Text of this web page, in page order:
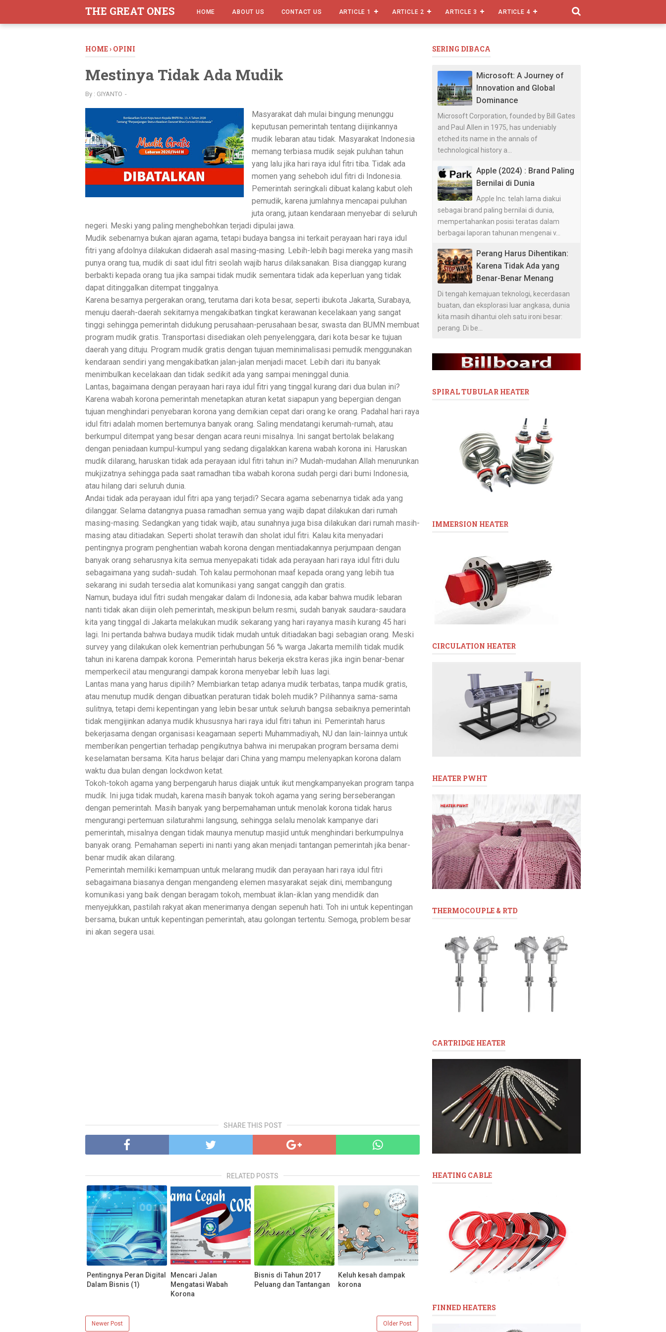
THE GREAT ONES HOME ABOUT US CONTACT US ARTICLE 1 ARTICLE 2 ARTICLE 3 ARTICLE 4
HOME› OPINI
Mestinya Tidak Ada Mudik
By : GIYANTO
Masyarakat dah mulai bingung menunggu
keputusan pemerintah tentang diijinkannya
mudik lebaran atau tidak. Masyarakat Indonesia
memang terbiasa mudik sejak puluhan tahun
yang lalu jika hari raya idul fitri tiba. Tidak ada
momen yang seheboh idul fitri di Indonesia.
Pemerintah seringkali dibuat kalang kabut oleh
pemudik, karena jumlahnya mencapai puluhan
juta orang, jutaan kendaraan menyebar di seluruh
negeri. Meski yang paling menghebohkan terjadi dipulai jawa.
Mudik sebenarnya bukan ajaran agama, tetapi budaya bangsa ini terkait perayaan hari raya idul
fitri yang afdolnya dilakukan didaerah asal masing-masing. Lebih-lebih bagi mereka yang masih
punya orang tua, mudik di saat idul fitri seolah wajib harus dilaksanakan. Bisa dianggap kurang
berbakti kepada orang tua jika sampai tidak mudik sementara tidak ada keperluan yang tidak
dapat ditinggalkan ditempat tinggalnya.
Karena besarnya pergerakan orang, terutama dari kota besar, seperti ibukota Jakarta, Surabaya,
menuju daerah-daerah sekitarnya mengakibatkan tingkat kerawanan kecelakaan yang sangat
tinggi sehingga pemerintah didukung perusahaan-perusahaan besar, swasta dan BUMN membuat
program mudik gratis. Transportasi disediakan oleh penyelenggara, dari kota besar ke tujuan
daerah yang dituju. Program mudik gratis dengan tujuan meminimalisasi pemudik menggunakan
kendaraan sendiri yang mengakibatkan jalan-jalan menjadi macet. Lebih dari itu banyak
menimbulkan kecelakaan dan tidak sedikit ada yang sampai meninggal dunia.
Lantas, bagaimana dengan perayaan hari raya idul fitri yang tinggal kurang dari dua bulan ini?
Karena wabah korona pemerintah menetapkan aturan ketat siapapun yang bepergian dengan
tujuan menghindari penyebaran korona yang demikian cepat dari orang ke orang. Padahal hari raya
idul fitri adalah momen bertemunya banyak orang. Saling mendatangi kerumah-rumah, atau
berkumpul ditempat yang besar dengan acara reuni misalnya. Ini sangat bertolak belakang
dengan peniadaan kumpul-kumpul yang sedang digalakkan karena wabah korona ini. Haruskan
mudik dilarang, haruskan tidak ada perayaan idul fitri tahun ini? Mudah-mudahan Allah menurunkan
mukjizatnya sehingga pada saat ramadhan tiba wabah korona sudah pergi dari bumi Indonesia,
atau hilang dari seluruh dunia.
Andai tidak ada perayaan idul fitri apa yang terjadi? Secara agama sebenarnya tidak ada yang
dilanggar. Selama datangnya puasa ramadhan semua yang wajib dapat dilakukan dari rumah
masing-masing. Sedangkan yang tidak wajib, atau sunahnya juga bisa dilakukan dari rumah masih-
masing atau ditiadakan. Seperti sholat terawih dan sholat idul fitri. Kalau kita menyadari
pentingnya program penghentian wabah korona dengan mentiadakannya perjumpaan dengan
banyak orang seharusnya kita semua menyepakati tidak ada perayaan hari raya idul fitri dulu
sebagaimana yang sudah-sudah. Toh kalau permohonan maaf kepada orang yang lebih tua
sekarang ini sudah tersedia alat komunikasi yang sangat canggih dan gratis.
Namun, budaya idul fitri sudah mengakar dalam di Indonesia, ada kabar bahwa mudik lebaran
nanti tidak akan diijin oleh pemerintah, meskipun belum resmi, sudah banyak saudara-saudara
kita yang tinggal di Jakarta melakukan mudik sekarang yang hari rayanya masih kurang 45 hari
lagi. Ini pertanda bahwa budaya mudik tidak mudah untuk ditiadakan bagi sebagian orang. Meski
survey yang dilakukan olek kementrian perhubungan 56 % warga Jakarta memilih tidak mudik
tahun ini karena dampak korona. Pemerintah harus bekerja ekstra keras jika ingin benar-benar
memperkecil atau mengurangi dampak korona menyebar lebih luas lagi.
Lantas mana yang harus dipilih? Membiarkan tetap adanya mudik terbatas, tanpa mudik gratis,
atau menutup mudik dengan dibuatkan peraturan tidak boleh mudik? Pilihannya sama-sama
sulitnya, tetapi demi kepentingan yang lebin besar untuk seluruh bangsa sebaiknya pemerintah
tidak mengijinkan adanya mudik khususnya hari raya idul fitri tahun ini. Pemerintah harus
bekerjasama dengan organisasi keagamaan seperti Muhammadiyah, NU dan lain-lainnya untuk
memberikan pengertian terhadap pengikutnya bahwa ini merupakan program bersama demi
keselamatan bersama. Kita harus belajar dari China yang mampu melenyapkan korona dalam
waktu dua bulan dengan lockdwon ketat.
Tokoh-tokoh agama yang berpengaruh harus diajak untuk ikut mengkampanyekan program tanpa
mudik. Ini juga tidak mudah, karena masih banyak tokoh agama yang sering berseberangan
dengan pemerintah. Masih banyak yang berpemahaman untuk menolak korona tidak harus
mengurangi pertemuan silaturahmi langsung, sehingga selalu menolak kampanye dari
pemerintah, misalnya dengan tidak maunya menutup masjid untuk menghindari berkumpulnya
banyak orang. Pemahaman seperti ini nanti yang akan menjadi tantangan pemerintah jika benar-
benar mudik akan dilarang.
Pemerintah memiliki kemampuan untuk melarang mudik dan perayaan hari raya idul fitri
sebagaimana biasanya dengan mengandeng elemen masyarakat sejak dini, membangung
komunikasi yang baik dengan beragam tokoh, membuat iklan-iklan yang mendidik dan
menyejukkan, pastilah rakyat akan menerimanya dengan sepenuh hati. Toh ini untuk kepentingan
bersama, bukan untuk kepentingan pemerintah, atau golongan tertentu. Semoga, problem besar
ini akan segera usai.
SHARE THIS POST
RELATED POSTS
Pentingnya Peran Digital
Dalam Bisnis (1)
Mencari Jalan
Mengatasi Wabah
Korona
Bisnis di Tahun 2017
Peluang dan Tantangan
Keluh kesah dampak
korona
Newer Post Older Post
SERING DIBACA
Microsoft: A Journey of
Innovation and Global
Dominance
Microsoft Corporation, founded by Bill Gates
and Paul Allen in 1975, has undeniably
etched its name in the annals of
technological history a...
Apple (2024) : Brand Paling
Bernilai di Dunia
Apple Inc. telah lama diakui
sebagai brand paling bernilai di dunia,
mempertahankan posisi teratas dalam
berbagai laporan tahunan mengenai v...
Perang Harus Dihentikan:
Karena Tidak Ada yang
Benar-Benar Menang
Di tengah kemajuan teknologi, kecerdasan
buatan, dan eksplorasi luar angkasa, dunia
kita masih dihantui oleh satu ironi besar:
perang. Di be...
SPIRAL TUBULAR HEATER
IMMERSION HEATER
CIRCULATION HEATER
HEATER PWHT
THERMOCOUPLE & RTD
CARTRIDGE HEATER
HEATING CABLE
FINNED HEATERS